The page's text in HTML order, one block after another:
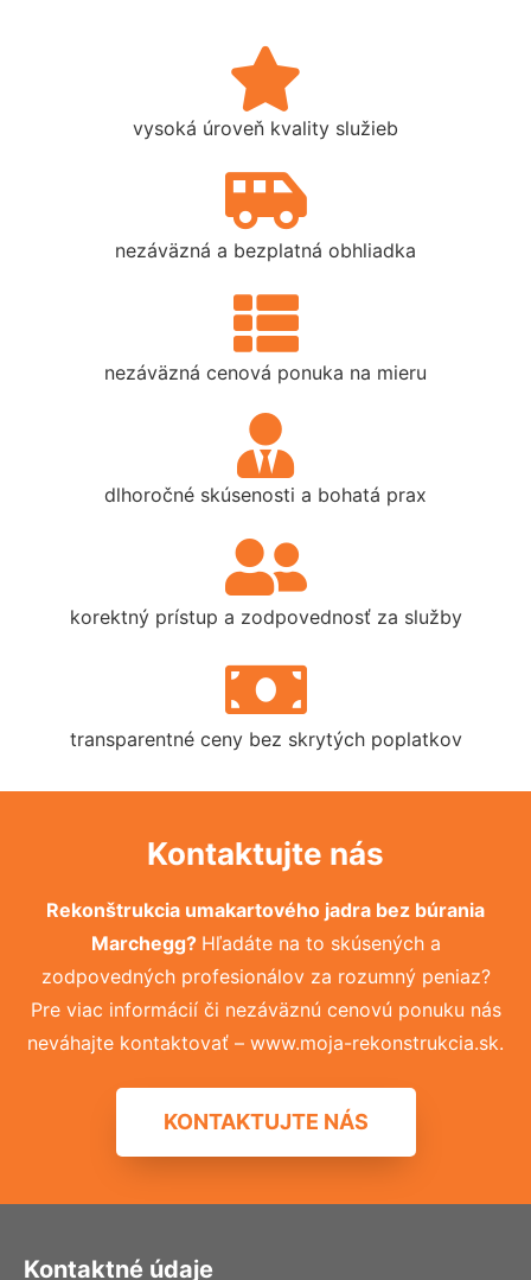
vysoká úroveň kvality služieb
nezáväzná a bezplatná obhliadka
nezáväzná cenová ponuka na mieru
dlhoročné skúsenosti a bohatá prax
korektný prístup a zodpovednosť za služby
transparentné ceny bez skrytých poplatkov
Kontaktujte nás
Rekonštrukcia umakartového jadra bez búrania
Marchegg? Hľadáte na to skúsených a
zodpovedných profesionálov za rozumný peniaz?
Pre viac informácií či nezáväznú cenovú ponuku nás
neváhajte kontaktovať – www.moja-rekonstrukcia.sk.
KONTAKTUJTE NÁS
Kontaktné údaje